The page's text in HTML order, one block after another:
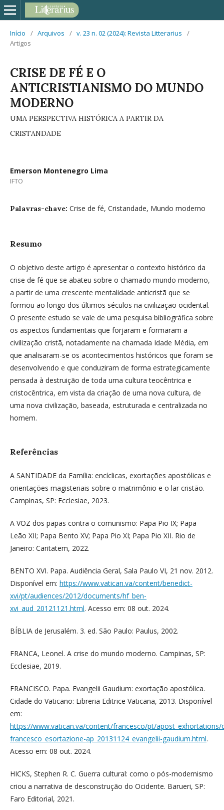
Início / Arquivos / v. 23 n. 02 (2024): Revista Litterarius
/
Artigos
CRISE DE FÉ E O
ANTICRISTIANISMO DO MUNDO
MODERNO
UMA PERSPECTIVA HISTÓRICA A PARTIR DA
CRISTANDADE
Emerson Montenegro Lima
IFTO
Palavras-chave: Crise de fé, Cristandade, Mundo moderno
Resumo
O objetivo deste artigo é apresentar o contexto histórico da
crise de fé que se abateu sobre o chamado mundo moderno,
a partir de uma crescente mentalidade anticristã que se
formou ao longo dos últimos séculos na civilização ocidental.
O presente estudo se vale de uma pesquisa bibliográfica sobre
os aspectos fundamentais que forjaram e formaram a
civilização cristã, notadamente na chamada Idade Média, em
que analisaram-se os acontecimentos históricos que foram se
desenvolvendo e que conduziram de forma estrategicamente
pensada à destruição de toda uma cultura teocêntrica e
cristocêntrica, em vista da criação de uma nova cultura, de
uma nova civilização, baseada, estruturada e centralizada no
homem.
Referências
A SANTIDADE da Família: encíclicas, exortações apostólicas e
orientações magisteriais sobre o matrimônio e o lar cristão.
Campinas, SP: Ecclesiae, 2023.
A VOZ dos papas contra o comunismo: Papa Pio IX; Papa
Leão XII; Papa Bento XV; Papa Pio XI; Papa Pio XII. Rio de
Janeiro: Caritatem, 2022.
BENTO XVI. Papa. Audiência Geral, Sala Paulo VI, 21 nov. 2012.
Disponível em: https://www.vatican.va/content/benedict-
xvi/pt/audiences/2012/documents/hf_ben-
xvi_aud_20121121.html. Acesso em: 08 out. 2024.
BÍBLIA de Jerusalém. 3. ed. São Paulo: Paulus, 2002.
FRANCA, Leonel. A crise do mundo moderno. Campinas, SP:
Ecclesiae, 2019.
FRANCISCO. Papa. Evangelii Gaudium: exortação apostólica.
Cidade do Vaticano: Libreria Editrice Vaticana, 2013. Disponível
em:
https://www.vatican.va/content/francesco/pt/
francesco_esortazione-ap_20131124_evangelii-gaudium.html.
Acesso em: 08 out. 2024.
HICKS, Stephen R. C. Guerra cultural: como o pós-modernismo
criou a narrativa de desconstrução do Ocidente. Barueri, SP:
Faro Editorial, 2021.